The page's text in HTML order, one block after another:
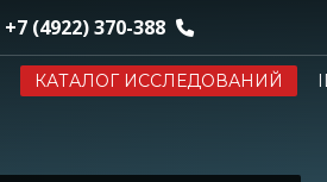
+7 (4922) 370-388
КАТАЛОГ ИССЛЕДОВАНИЙ